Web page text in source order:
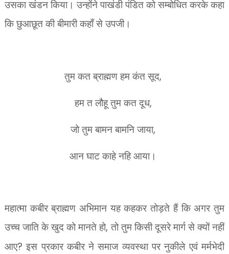
उसका खंडन किया। उन्होंने पाखंडी पंडित को सम्बोधित करके कहा
कि छुआछूत की बीमारी कहाँ से उपजी।
तुम कत ब्राह्मण हम कंत सूद,
हम त लौहू तुम कत दूध,
जो तुम बामन बामनि जाया,
आन घाट काहे नहि आया।
महात्मा कबीर ब्राह्मण अभिमान यह कहकर तोड़ते हैं कि अगर तुम
उच्च जाति के खुद को मानते हो, तो तुम किसी दूसरे मार्ग से क्यों नहीं
आए?इस प्रकार कबीर ने समाज व्यवस्था पर नुकीले एवं मर्मभेदी